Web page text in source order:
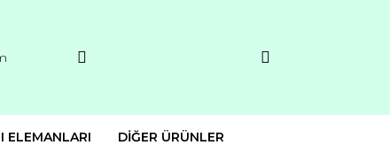
ELEMANLARI DİĞER ÜRÜNLER